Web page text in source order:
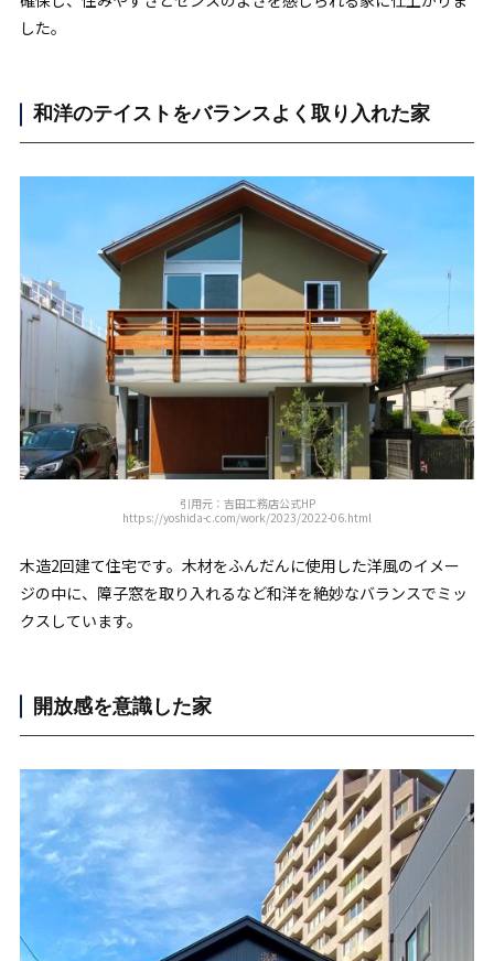
した。
和洋のテイストをバランスよく取り入れた家
引用元：吉田工務店公式HP
https://yoshida-c.com/work/2023/2022-06.html
木造2回建て住宅です。木材をふんだんに使用した洋風のイメー
ジの中に、障子窓を取り入れるなど和洋を絶妙なバランスでミッ
クスしています。
開放感を意識した家